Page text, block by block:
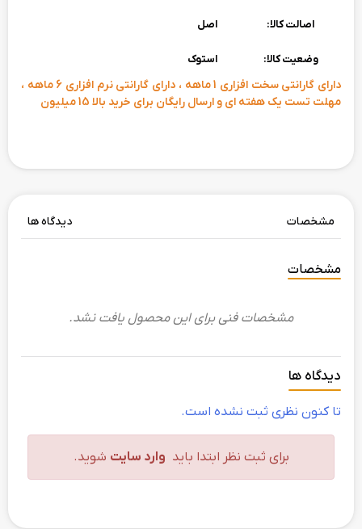
اصالت کالا: اصل
وضعیت کالا: استوک
دارای گارانتی سخت افزاری 1 ماهه ، دارای گارانتی نرم افزاری 6 ماهه ،
مهلت تست یک هفته ای و ارسال رایگان برای خرید بالا 15 میلیون
مشخصات دیدگاه ها
مشخصات
مشخصات فنی برای این محصول یافت نشد.
دیدگاه ها
تا کنون نظری ثبت نشده است.
برای ثبت نظر ابتدا باید وارد سایت شوید.